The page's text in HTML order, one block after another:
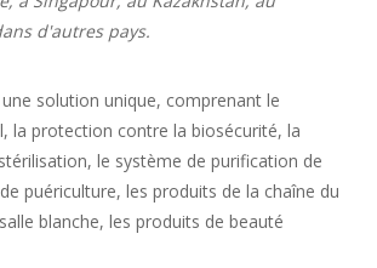
d'autres pays.
solution unique, comprenant le
la protection contre la biosécurité, la
le système de purification de
puériculture, les produits de la chaîne du
blanche, les produits de beauté